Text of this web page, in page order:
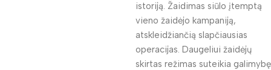
istoriją. Žaidimas siūlo įtemptą
vieno žaidėjo kampaniją,
atskleidžiančią slapčiausias
operacijas. Daugeliui žaidėjų
skirtas režimas suteikia galimybę